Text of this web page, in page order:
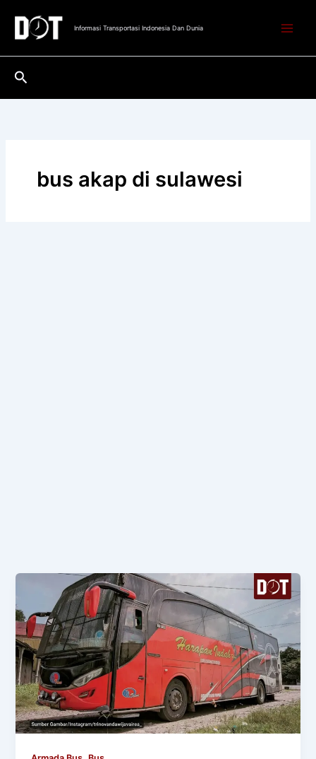
konten
Informasi Transportasi Indonesia Dan Dunia
Cari
bus akap di sulawesi